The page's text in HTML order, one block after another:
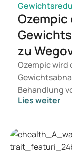
Ozempic
zu
Ozempic wird
Behandlung
Suchen Sie
geeignet ist,
Lies weiter